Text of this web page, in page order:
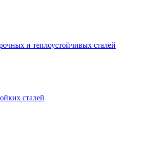
и теплоустойчивых сталей
сталей